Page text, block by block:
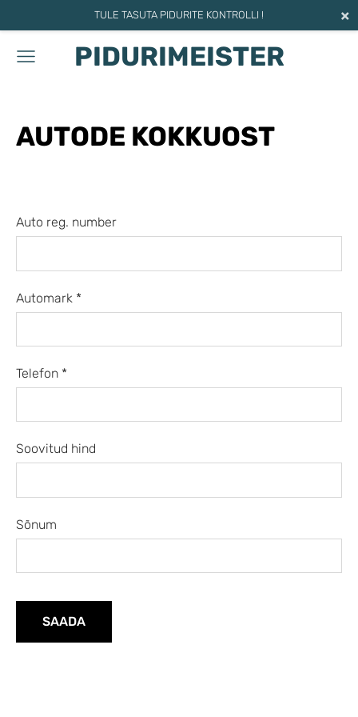
TULE TASUTA PIDURITE KONTROLLI ! ×
PIDURIMEISTER
AUTODE KOKKUOST
Auto reg. number
Automark *
Telefon *
Soovitud hind
Sõnum